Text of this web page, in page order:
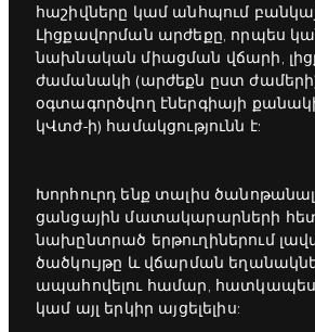
հաշիվները կամ անհպում
Լիցքավորման արժեքը, որպես
նախնական միացման վճարի,
ժամանակի (արժեքն ըստ
օգտագործվող էներգիայի
կՎտժ-ի) համակցությունն է:
Խորհուրդ ենք տալիս
ցանցային մատակարարների
նախընտրած երթուղիներում
ծածկույթը և վճարման
ապահովելու համար, հատկապես
կամ այլ երկիր այցելելիս: